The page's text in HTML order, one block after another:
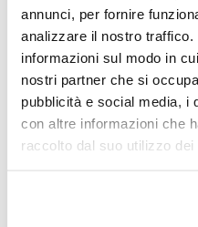
annunci, per fornire
analizzare il nostro traffico.
informazioni sul modo in
nostri partner che si
pubblicità e social media, i
con altre informazioni che
raccolto dal suo utilizzo dei